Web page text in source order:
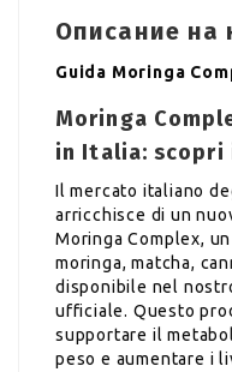
Описание на
Guida Moringa
Moringa
in Italia:
Il mercato italiano
arricchisce di un
Moringa Complex,
moringa, matcha,
disponibile nel
ufficiale. Questo
supportare il
peso e aumentare i